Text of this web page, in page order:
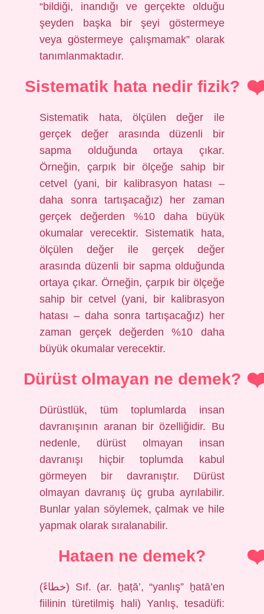
“bildiği, inandığı ve gerçekte olduğu
şeyden başka bir şeyi göstermeye
veya göstermeye çalışmamak” olarak
tanımlanmaktadır.
Sistematik hata nedir fizik?
Sistematik hata, ölçülen değer ile
gerçek değer arasında düzenli bir
sapma olduğunda ortaya çıkar.
Örneğin, çarpık bir ölçeğe sahip bir
cetvel (yani, bir kalibrasyon hatası –
daha sonra tartışacağız) her zaman
gerçek değerden %10 daha büyük
okumalar verecektir. Sistematik hata,
ölçülen değer ile gerçek değer
arasında düzenli bir sapma olduğunda
ortaya çıkar. Örneğin, çarpık bir ölçeğe
sahip bir cetvel (yani, bir kalibrasyon
hatası – daha sonra tartışacağız) her
zaman gerçek değerden %10 daha
büyük okumalar verecektir.
Dürüst olmayan ne demek?
Dürüstlük, tüm toplumlarda insan
davranışının aranan bir özelliğidir. Bu
nedenle, dürüst olmayan insan
davranışı hiçbir toplumda kabul
görmeyen bir davranıştır. Dürüst
olmayan davranış üç gruba ayrılabilir.
Bunlar yalan söylemek, çalmak ve hile
yapmak olarak sıralanabilir.
Hataen ne demek?
(ﺧﻄﺎﺀً) Sıf. (ar. ḫaṭā’, “yanlış” ḫatā’en
fiilinin türetilmiş hali) Yanlış, tesadüfi: